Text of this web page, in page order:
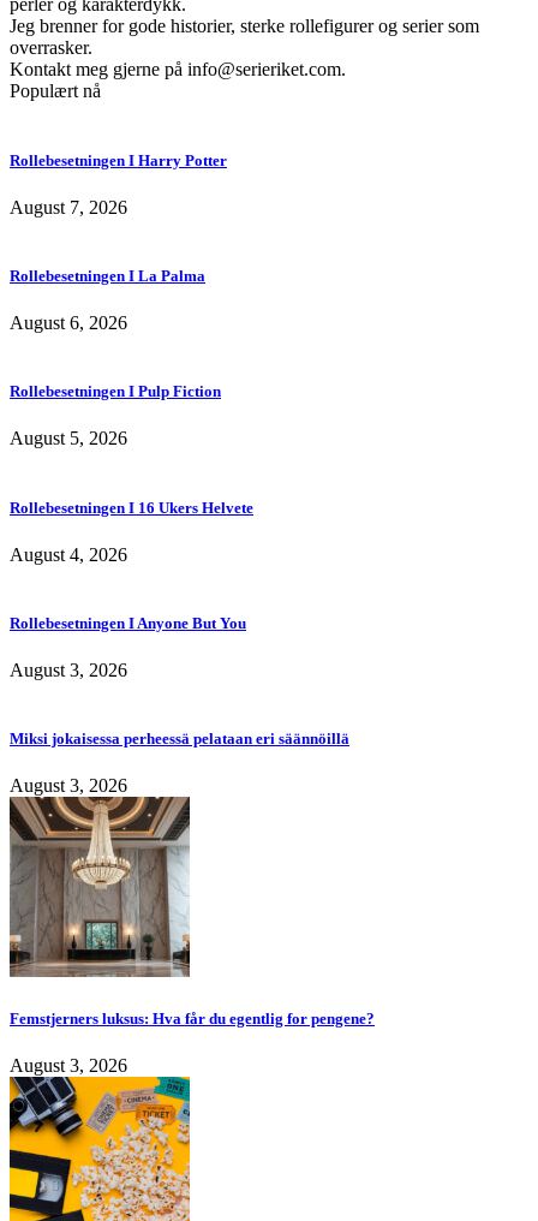
perler og karakterdykk.
Jeg brenner for gode historier, sterke rollefigurer og serier som
overrasker.
Kontakt meg gjerne på info@serieriket.com.
Populært nå
Rollebesetningen I Harry Potter
August 7, 2026
Rollebesetningen I La Palma
August 6, 2026
Rollebesetningen I Pulp Fiction
August 5, 2026
Rollebesetningen I 16 Ukers Helvete
August 4, 2026
Rollebesetningen I Anyone But You
August 3, 2026
Miksi jokaisessa perheessä pelataan eri säännöillä
August 3, 2026
Femstjerners luksus: Hva får du egentlig for pengene?
August 3, 2026